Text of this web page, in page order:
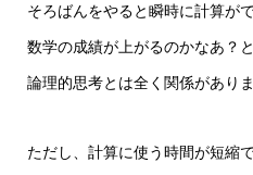
そろばんをやると瞬時に計算が
数学の成績が上がるのかなあ？
論理的思考とは全く関係がありま
ただし、計算に使う時間が短縮